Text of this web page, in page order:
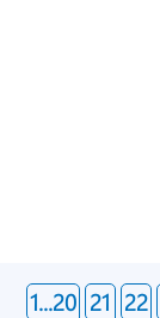
1...20 21 22